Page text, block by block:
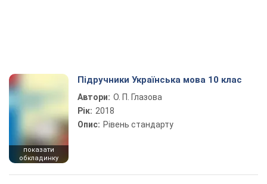
показати
обкладинку
Підручники Українська мова 10 клас
Автори: О. П. Глазова
Рік: 2018
Опис: Рівень стандарту